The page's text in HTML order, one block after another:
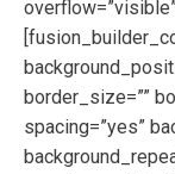
border_size=””
spacing=”yes”